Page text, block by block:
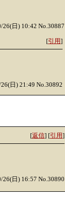
26(日) 10:42 No.30887
[引用]
日) 21:49 No.30892
[返信] [引用]
26(日) 16:57 No.30890